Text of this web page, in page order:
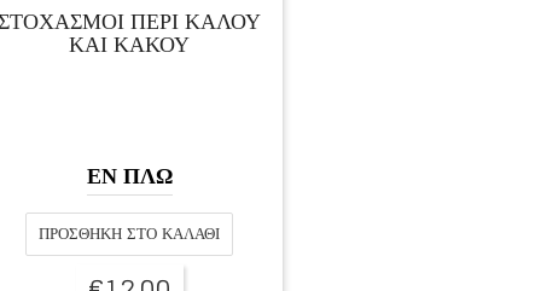
ΠΕΡΙ ΚΑΛΟΥ
ΚΑΙ ΚΑΚΟΥ
ΕΝ ΠΛΩ
ΠΡΟΣΘΉΚΗ ΣΤΟ ΚΑΛΆΘΙ